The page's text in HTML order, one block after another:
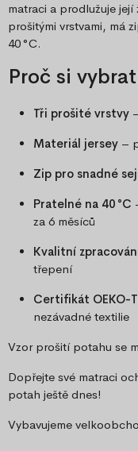
matraci a prodlužuje
prošitými vrstvami, má
40 °C.
Proč si
Tři prošité vrstvy
Materiál jersey –
Zip pro snadné
Pratelné na 40 °C
za 6 měsíců
Kvalitní
třepení
Certifikát OEKO-
nezávadné textilie
Vzor prošití potahu se
Dopřejte své matraci
potah ještě dnes!
Vybavujeme